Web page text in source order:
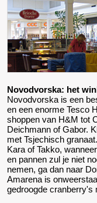
Novodvorska: het
Novodvorska is een
en een enorme Tesco
shoppen van H&M tot
Deichmann of Gabor.
met Tsjechisch
Kara of Takko,
en pannen zul je niet
nemen, ga dan naar
Amarena is
gedroogde cranberry's